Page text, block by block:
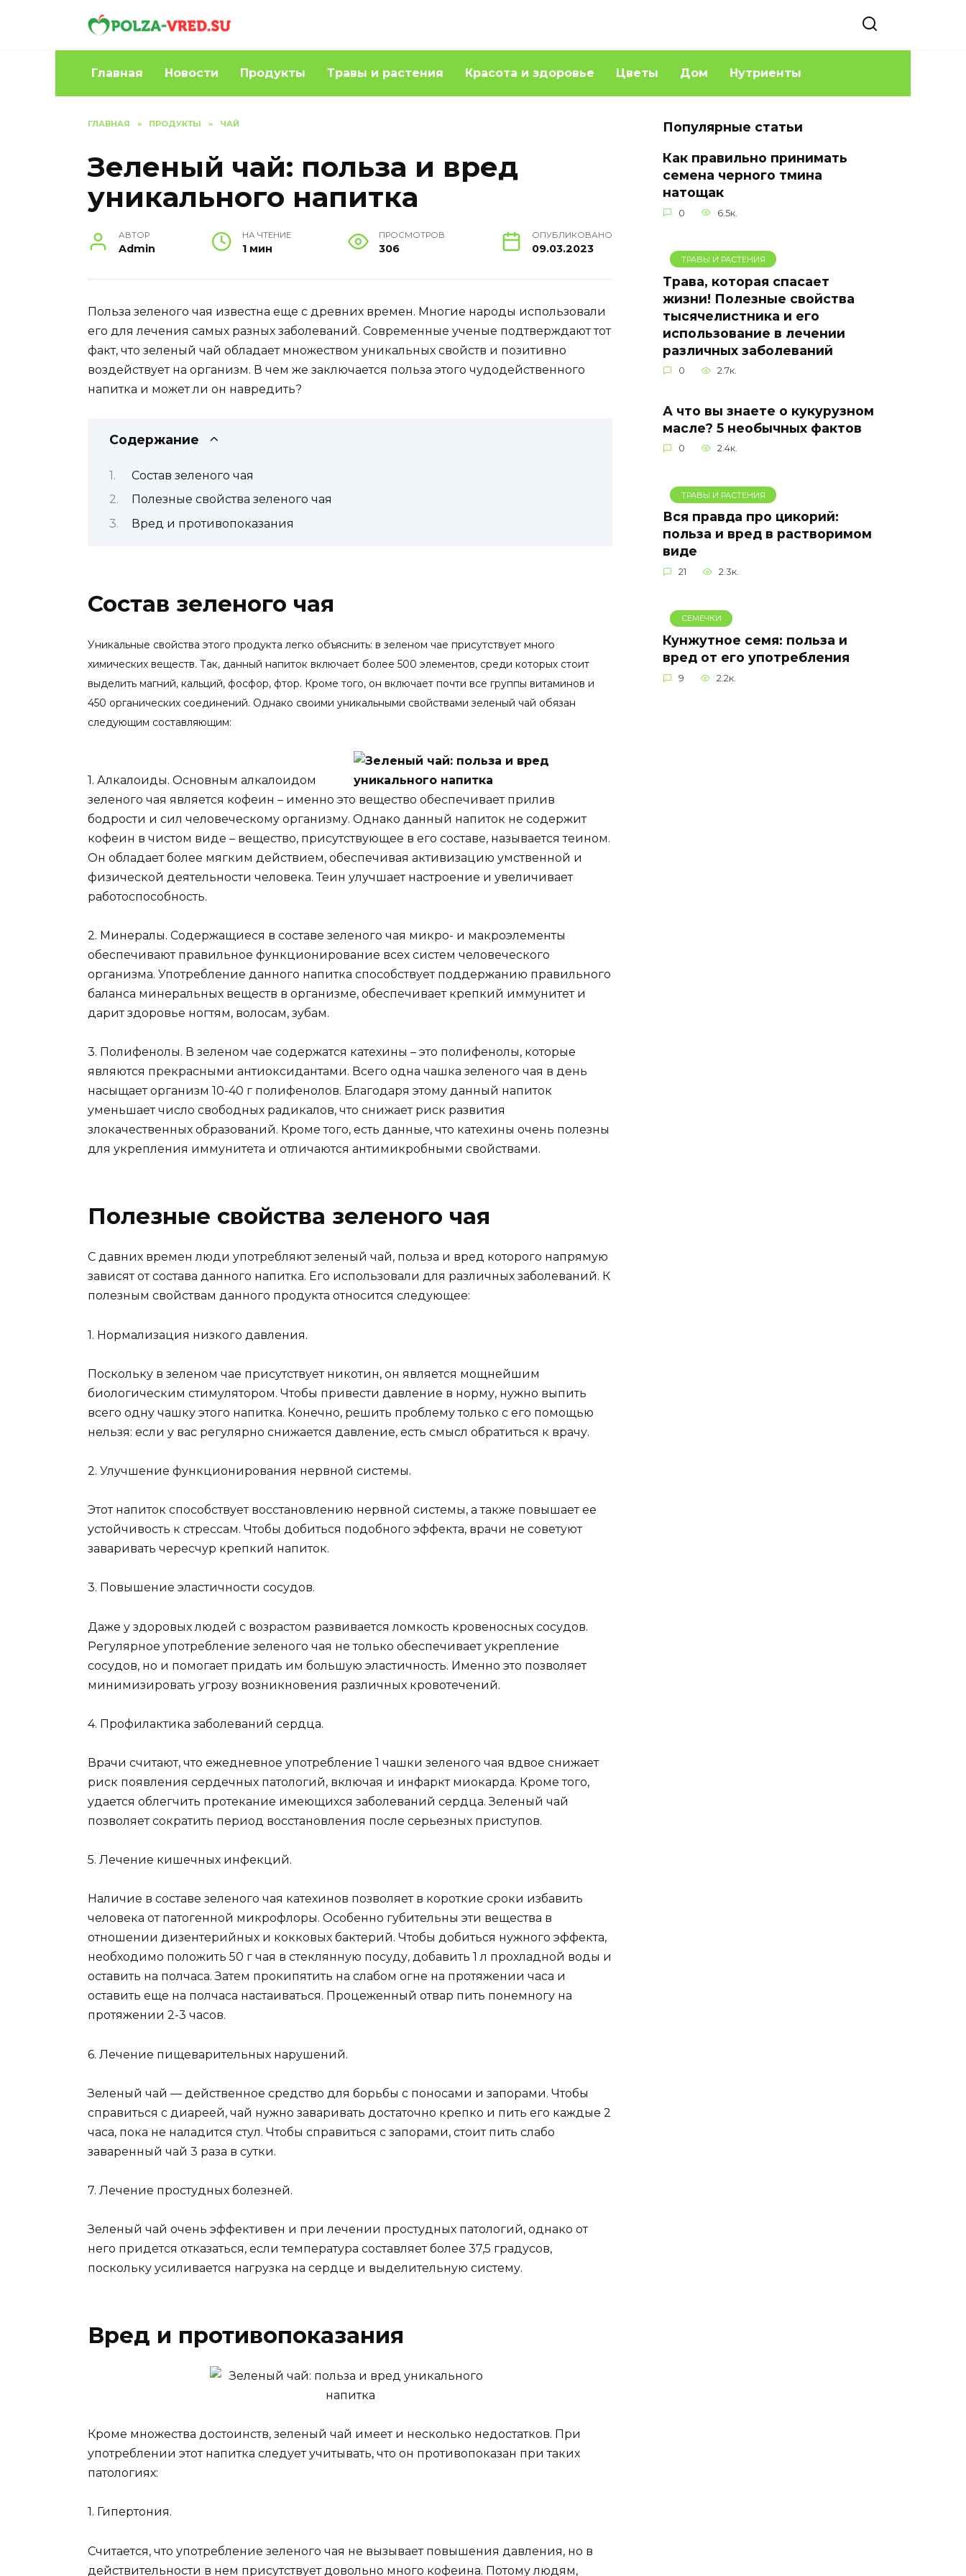
Главная Новости Продукты Травы и растения Красота и здоровье Цветы Дом Нутриенты
ГЛАВНАЯ » ПРОДУКТЫ » ЧАЙ
Зеленый чай: польза и вред
уникального напитка
АВТОР
Admin
НА ЧТЕНИЕ
1 мин
ПРОСМОТРОВ
306
ОПУБЛИКОВАНО
09.03.2023
Польза зеленого чая известна еще с древних времен. Многие народы использовали
его для лечения самых разных заболеваний. Современные ученые подтверждают тот
факт, что зеленый чай обладает множеством уникальных свойств и позитивно
воздействует на организм. В чем же заключается польза этого чудодейственного
напитка и может ли он навредить?
Содержание
Состав зеленого чая
Полезные свойства зеленого чая
Вред и противопоказания
Состав зеленого чая
Уникальные свойства этого продукта легко объяснить: в зеленом чае присутствует много
химических веществ. Так, данный напиток включает более 500 элементов, среди которых стоит
выделить магний, кальций, фосфор, фтор. Кроме того, он включает почти все группы витаминов и
450 органических соединений. Однако своими уникальными свойствами зеленый чай обязан
следующим составляющим:
1. Алкалоиды. Основным алкалоидом
зеленого чая является кофеин – именно это вещество обеспечивает прилив
бодрости и сил человеческому организму. Однако данный напиток не содержит
кофеин в чистом виде – вещество, присутствующее в его составе, называется теином.
Он обладает более мягким действием, обеспечивая активизацию умственной и
физической деятельности человека. Теин улучшает настроение и увеличивает
работоспособность.
2. Минералы. Содержащиеся в составе зеленого чая микро- и макроэлементы
обеспечивают правильное функционирование всех систем человеческого
организма. Употребление данного напитка способствует поддержанию правильного
баланса минеральных веществ в организме, обеспечивает крепкий иммунитет и
дарит здоровье ногтям, волосам, зубам.
3. Полифенолы. В зеленом чае содержатся катехины – это полифенолы, которые
являются прекрасными антиоксидантами. Всего одна чашка зеленого чая в день
насыщает организм 10-40 г полифенолов. Благодаря этому данный напиток
уменьшает число свободных радикалов, что снижает риск развития
злокачественных образований. Кроме того, есть данные, что катехины очень полезны
для укрепления иммунитета и отличаются антимикробными свойствами.
Полезные свойства зеленого чая
С давних времен люди употребляют зеленый чай, польза и вред которого напрямую
зависят от состава данного напитка. Его использовали для различных заболеваний. К
полезным свойствам данного продукта относится следующее:
1. Нормализация низкого давления.
Поскольку в зеленом чае присутствует никотин, он является мощнейшим
биологическим стимулятором. Чтобы привести давление в норму, нужно выпить
всего одну чашку этого напитка. Конечно, решить проблему только с его помощью
нельзя: если у вас регулярно снижается давление, есть смысл обратиться к врачу.
2. Улучшение функционирования нервной системы.
Этот напиток способствует восстановлению нервной системы, а также повышает ее
устойчивость к стрессам. Чтобы добиться подобного эффекта, врачи не советуют
заваривать чересчур крепкий напиток.
3. Повышение эластичности сосудов.
Даже у здоровых людей с возрастом развивается ломкость кровеносных сосудов.
Регулярное употребление зеленого чая не только обеспечивает укрепление
сосудов, но и помогает придать им большую эластичность. Именно это позволяет
минимизировать угрозу возникновения различных кровотечений.
4. Профилактика заболеваний сердца.
Врачи считают, что ежедневное употребление 1 чашки зеленого чая вдвое снижает
риск появления сердечных патологий, включая и инфаркт миокарда. Кроме того,
удается облегчить протекание имеющихся заболеваний сердца. Зеленый чай
позволяет сократить период восстановления после серьезных приступов.
5. Лечение кишечных инфекций.
Наличие в составе зеленого чая катехинов позволяет в короткие сроки избавить
человека от патогенной микрофлоры. Особенно губительны эти вещества в
отношении дизентерийных и кокковых бактерий. Чтобы добиться нужного эффекта,
необходимо положить 50 г чая в стеклянную посуду, добавить 1 л прохладной воды и
оставить на полчаса. Затем прокипятить на слабом огне на протяжении часа и
оставить еще на полчаса настаиваться. Процеженный отвар пить понемногу на
протяжении 2-3 часов.
6. Лечение пищеварительных нарушений.
Зеленый чай — действенное средство для борьбы с поносами и запорами. Чтобы
справиться с диареей, чай нужно заваривать достаточно крепко и пить его каждые 2
часа, пока не наладится стул. Чтобы справиться с запорами, стоит пить слабо
заваренный чай 3 раза в сутки.
7. Лечение простудных болезней.
Зеленый чай очень эффективен и при лечении простудных патологий, однако от
него придется отказаться, если температура составляет более 37,5 градусов,
поскольку усиливается нагрузка на сердце и выделительную систему.
Вред и противопоказания
Кроме множества достоинств, зеленый чай имеет и несколько недостатков. При
употреблении этот напитка следует учитывать, что он противопоказан при таких
патологиях:
1. Гипертония.
Считается, что употребление зеленого чая не вызывает повышения давления, но в
действительности в нем присутствует довольно много кофеина. Потому людям,
Популярные статьи
Как правильно принимать
семена черного тмина
натощак
0 6.5к.
ТРАВЫ И РАСТЕНИЯ
Трава, которая спасает
жизни! Полезные свойства
тысячелистника и его
использование в лечении
различных заболеваний
0 2.7к.
А что вы знаете о кукурузном
масле? 5 необычных фактов
0 2.4к.
ТРАВЫ И РАСТЕНИЯ
Вся правда про цикорий:
польза и вред в растворимом
виде
21 2.3к.
СЕМЕЧКИ
Кунжутное семя: польза и
вред от его употребления
9 2.2к.